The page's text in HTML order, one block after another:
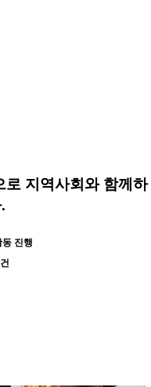
로 지역사회와 함께하
진행